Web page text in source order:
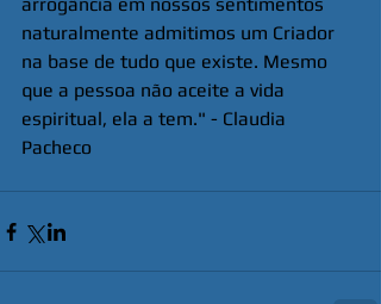
naturalmente admitimos um Criador
na base de tudo que existe. Mesmo
que a pessoa não aceite a vida
espiritual, ela a tem." - Claudia
Pacheco